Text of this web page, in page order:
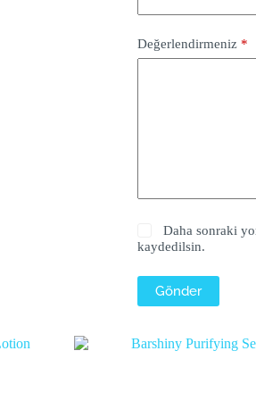
Değerlendirmeniz *
Daha sonraki
kaydedilsin.
Gönder